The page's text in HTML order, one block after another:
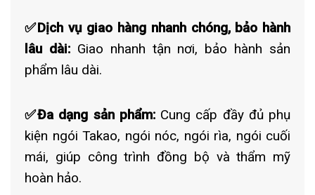
✅Dịch vụ giao hàng nhanh chóng, bảo hành
lâu dài:Giao nhanh tận nơi, bảo hành sản
phẩm lâu dài.
✅Đa dạng sản phẩm:Cung cấp đầy đủ phụ
kiện ngói Takao, ngói nóc, ngói rìa, ngói cuối
mái, giúp công trình đồng bộ và thẩm mỹ
hoàn hảo.